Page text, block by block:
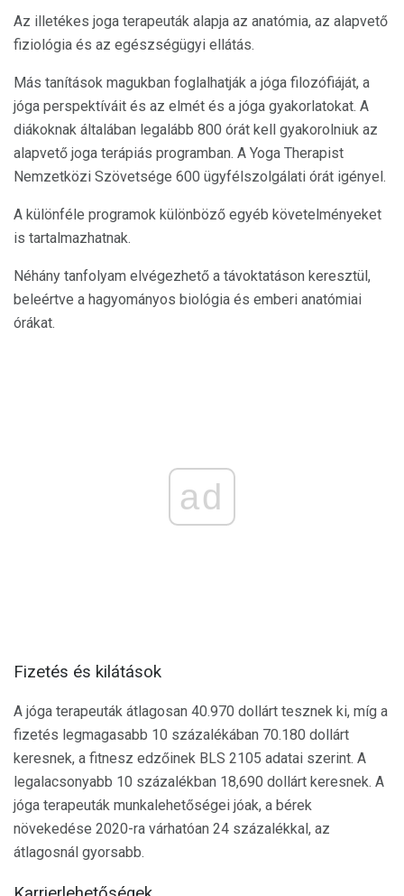
Az illetékes joga terapeuták alapja az anatómia, az alapvető
fiziológia és az egészségügyi ellátás.
Más tanítások magukban foglalhatják a jóga filozófiáját, a
jóga perspektíváit és az elmét és a jóga gyakorlatokat. A
diákoknak általában legalább 800 órát kell gyakorolniuk az
alapvető joga terápiás programban. A Yoga Therapist
Nemzetközi Szövetsége 600 ügyfélszolgálati órát igényel.
A különféle programok különböző egyéb követelményeket
is tartalmazhatnak.
Néhány tanfolyam elvégezhető a távoktatáson keresztül,
beleértve a hagyományos biológia és emberi anatómiai
órákat.
ad
Fizetés és kilátások
A jóga terapeuták átlagosan 40.970 dollárt tesznek ki, míg a
fizetés legmagasabb 10 százalékában 70.180 dollárt
keresnek, a fitnesz edzőinek BLS 2105 adatai szerint. A
legalacsonyabb 10 százalékban 18,690 dollárt keresnek. A
jóga terapeuták munkalehetőségei jóak, a bérek
növekedése 2020-ra várhatóan 24 százalékkal, az
átlagosnál gyorsabb.